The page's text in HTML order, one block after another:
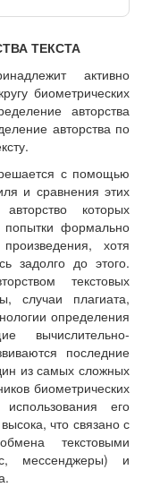
ТЕКСТА
активно
биометрических
авторства
авторства по
решается с помощью
и сравнения этих
которых
формально
хотя
задолго до этого.
текстовых
случаи плагиата,
определения
вычислительно-
последние
из самых сложных
биометрических
его
что связано с
текстовыми
мессенджеры) и